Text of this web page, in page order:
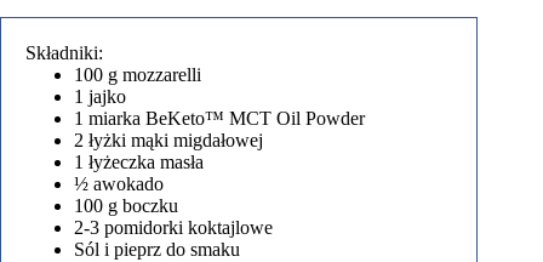
Składniki:
100 g mozzarelli
1 jajko
1 miarka BeKeto™ MCT Oil Powder
2 łyżki mąki migdałowej
1 łyżeczka masła
½ awokado
100 g boczku
2-3 pomidorki koktajlowe
Sól i pieprz do smaku